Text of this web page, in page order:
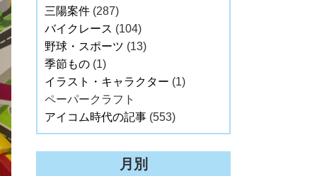
三陽案件 (287)
バイクレース (104)
野球・スポーツ (13)
季節もの (1)
イラスト・キャラクター (1)
ペーパークラフト
アイコム時代の記事 (553)
月別